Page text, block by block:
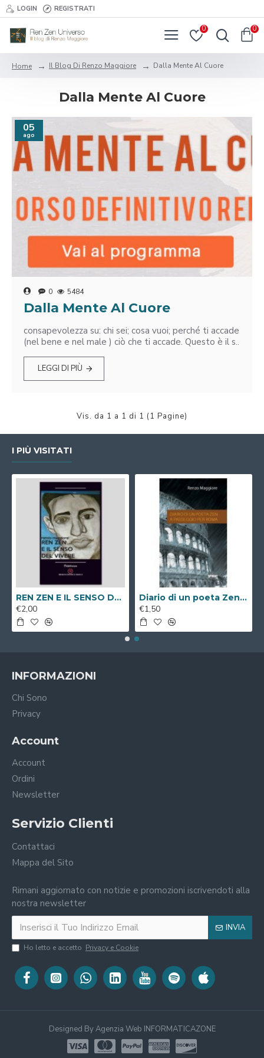
LOGIN REGISTRATI
0 0
Home Il Blog Di Renzo Maggiore Dalla Mente Al Cuore
Dalla Mente Al Cuore
05
ago
0 5484
Dalla Mente Al Cuore
consapevolezza su: chi sei; cosa vuoi; perché ti accade
(nel bene e nel male ) ciò che ti accade. Questo è il s..
LEGGI DI PIÙ
Vis. da 1 a 1 di 1 (1 Pagine)
I PIÙ VISITATI
REN ZEN E IL SENSO DEL VIVERE ( Libro Digitale )
€2,00
Diario di un poeta Zen a passeggio per Roma ( Libro Digitale )
€1,50
INFORMAZIONI
Chi Sono
Privacy
Account
Account
Ordini
Newsletter
Servizio Clienti
Contattaci
Mappa del Sito
Rimani aggiornato con notizie e promozioni iscrivendoti alla
nostra newsletter
INVIA
Ho letto e accetto Privacy e Cookie
Designed By Agenzia Web INFORMATICAZONE